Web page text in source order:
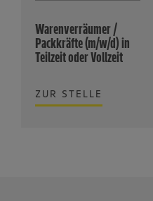
Warenverräumer /
Packkräfte (m/w/d) in
Teilzeit oder Vollzeit
ZUR STELLE